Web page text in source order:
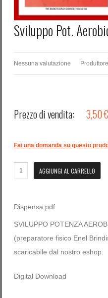
Sviluppo Pot.
Nessuna valutazione Produttore
Prezzo di vendita: 3,50 €
Fai una domanda su questo
Dispensa pdf
SVILUPPO POTENZA
(preparatore fisico Enel
scaricabile dal nostro eshop.
Digital Download